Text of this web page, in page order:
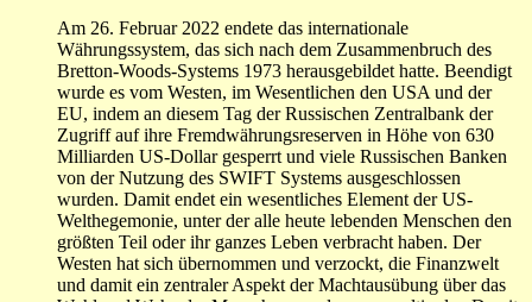
Am 26. Februar 2022 endete das internationale
Währungssystem, das sich nach dem Zusammenbruch des
Bretton-Woods-Systems 1973 herausgebildet hatte. Beendigt
wurde es vom Westen, im Wesentlichen den USA und der
EU, indem an diesem Tag der Russischen Zentralbank der
Zugriff auf ihre Fremdwährungsreserven in Höhe von 630
Milliarden US-Dollar gesperrt und viele Russischen Banken
von der Nutzung des SWIFT Systems ausgeschlossen
wurden. Damit endet ein wesentliches Element der US-
Welthegemonie, unter der alle heute lebenden Menschen den
größten Teil oder ihr ganzes Leben verbracht haben. Der
Westen hat sich übernommen und verzockt, die Finanzwelt
und damit ein zentraler Aspekt der Machtausübung über das